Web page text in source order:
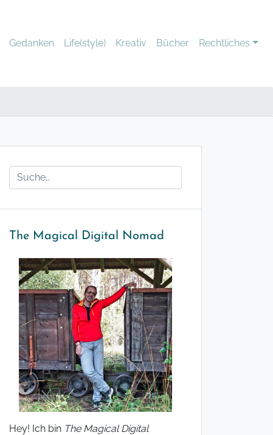
Gedanken Life(style) Kreativ Bücher Rechtliches
The Magical Digital Nomad
Hey! Ich bin The Magical Digital